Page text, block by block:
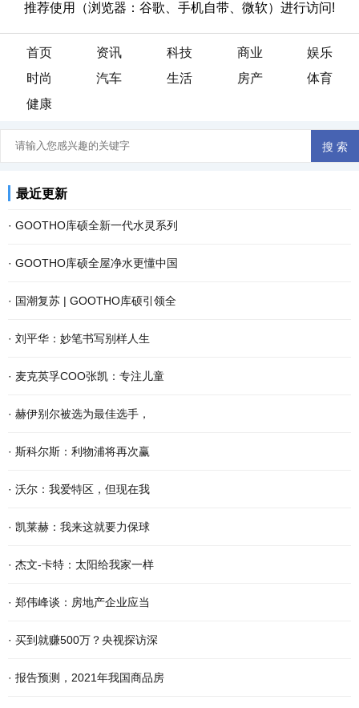
首页 资讯 科技 商业
娱乐
时尚
汽车 生活 房产
体育
健康
最近更新
· GOOTHO库硕全新一代水灵系列
· GOOTHO库硕全屋净水更懂中国
· 国潮复苏 | GOOTHO库硕引领全
· 刘平华：妙笔书写别样人生
· 麦克英孚COO张凯：专注儿童
· 赫伊别尔被选为最佳选手，
· 斯科尔斯：利物浦将再次赢
· 沃尔：我爱特区，但现在我
· 凯莱赫：我来这就要力保球
· 杰文-卡特：太阳给我家一样
· 郑伟峰谈：房地产企业应当
· 买到就赚500万？央视探访深
· 报告预测，2021年我国商品房